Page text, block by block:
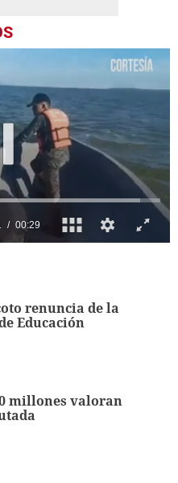
renuncia de la
Educación
millones valoran